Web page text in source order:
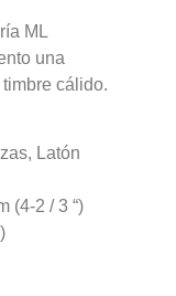
ML
una
cálido.
Latón
(4-2 / 3 “)